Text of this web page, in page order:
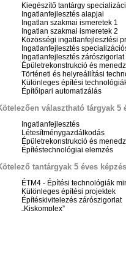
Kiegészítő tantárgy
Ingatlanfejlesztés alapjai
Ingatlan szakmai ismeretek 1
Ingatlan szakmai ismeretek 2
Közösségi ingatlanfejlesztési
Ingatlanfejlesztés
Ingatlanfejlesztés zárószigorlat
Épületrekonstrukció és
Történeti és helyreállítási
Különleges építési
Építőipari automatizálás
választható tárgyak
Ingatlanfejlesztés
Létesítménygazdálkodás
Épületrekonstrukció és
Építéstechnológiai elemzés
tantárgyak 5 éves
ÉTM4 - Építési technológiák
Különleges építési projektek
Építéskivitelezés zárószigorlat
„Kiskomplex”